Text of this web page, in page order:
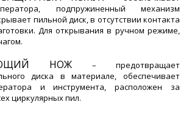
подпружиненный механизм
пильной диск, в отсутствии контакта
Для открывания в ручном режиме,
НОЖ – предотвращает
диска в материале, обеспечивает
и инструмента, расположен за
циркулярных пил.